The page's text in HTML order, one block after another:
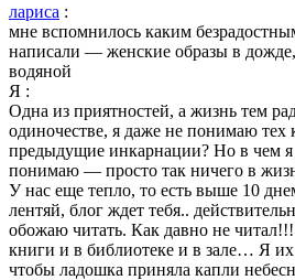
лариса :
мне вспомнилось каким
написали — женские образы в
водяной
Я :
Одна из приятностей, а жизнь тем
одиночестве, я даже не понимаю
предыдущие инкарнации? Но в чем я
понимаю — просто так ничего в
У нас еще тепло, то есть выше 10
лентяй, блог ждет тебя..
обожаю читать. Как давно не
книги и в библиотеке и в зале… Я их
чтобы ладошка приняла капли